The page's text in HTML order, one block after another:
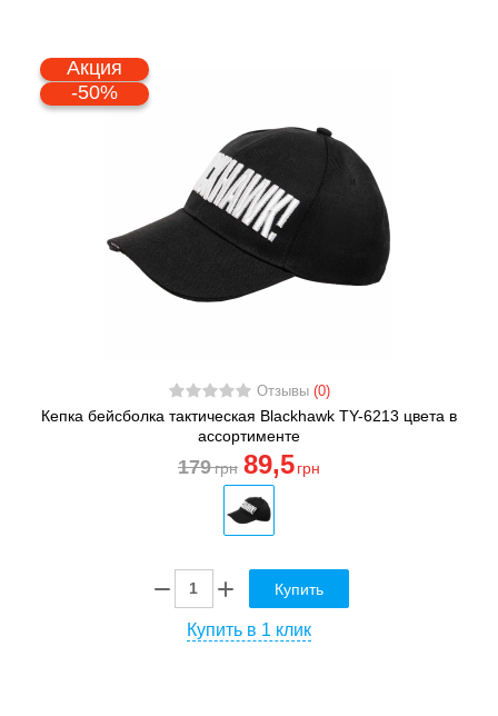
Акция
-50%
Отзывы (0)
Кепка бейсболка тактическая Blackhawk TY-6213 цвета в
ассортименте
179грн 89,5 грн
Купить
Купить в 1 клик